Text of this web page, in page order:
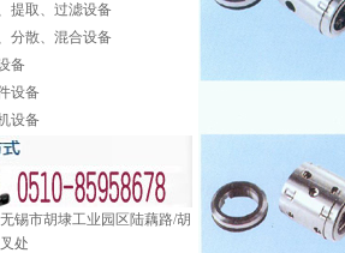
提取、过滤设备
分散、混合设备
备
设备
设备
锡市胡埭工业园区陆藕路/胡
处